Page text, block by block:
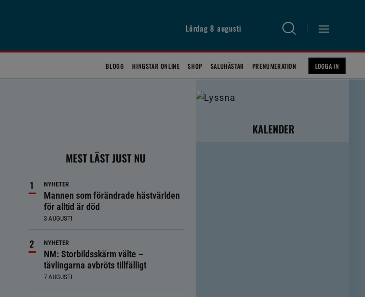
Lördag 8 augusti
BLOGG HINGSTAR ONLINE SHOP SALUHÄSTAR PRENUMERATION LOGGA IN
MEST LÄST JUST NU
NYHETER
Mannen som förändrade hästvärlden
för alltid är död
3 AUGUSTI
NYHETER
NM: Storbildsskärm välte –
tävlingarna avbröts tillfälligt
7 AUGUSTI
KALENDER